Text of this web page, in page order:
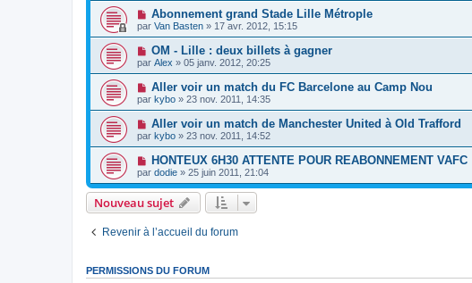
Abonnement grand Stade Lille Métrople
par Van Basten » 17 avr. 2012, 15:15
OM - Lille : deux billets à gagner
par Alex » 05 janv. 2012, 20:25
Aller voir un match du FC Barcelone au Camp Nou
par kybo » 23 nov. 2011, 14:35
Aller voir un match de Manchester United à Old Trafford
par kybo » 23 nov. 2011, 14:52
HONTEUX 6H30 ATTENTE POUR REABONNEMENT VAFC
par dodie » 25 juin 2011, 21:04
Nouveau sujet
Revenir à l’accueil du forum
PERMISSIONS DU FORUM